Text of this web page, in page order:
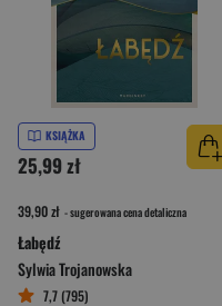
KSIĄŻKA
25,99 zł
39,90 zł - sugerowana cena detaliczna
Łabędź
Sylwia Trojanowska
7,7 (795)